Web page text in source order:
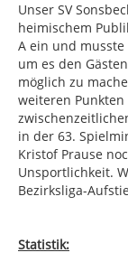
Unser SV
heimischem
A ein und
um es den
möglich zu
weiteren Punkten
in der 63.
Kristof Prause
Unsportlichkeit.
Bezirksliga-
Statistik: